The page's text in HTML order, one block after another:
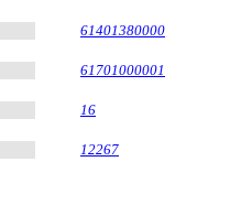
61401380000
61701000001
16
12267